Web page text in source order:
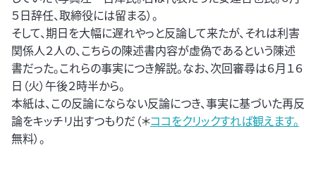
５日辞任、取締役には留まる）。
そして、期日を大幅に遅れやっと反論して来たが、それは利害
関係人２人の、こちらの陳述書内容が虚偽であるという陳述
書だった。これらの事実につき解説。なお、次回審尋は６月１６
日（火）午後２時半から。
本紙は、この反論にならない反論につき、事実に基づいた再反
論をキッチリ出すつもりだ（＊ココをクリックすれば観えます。
無料）。